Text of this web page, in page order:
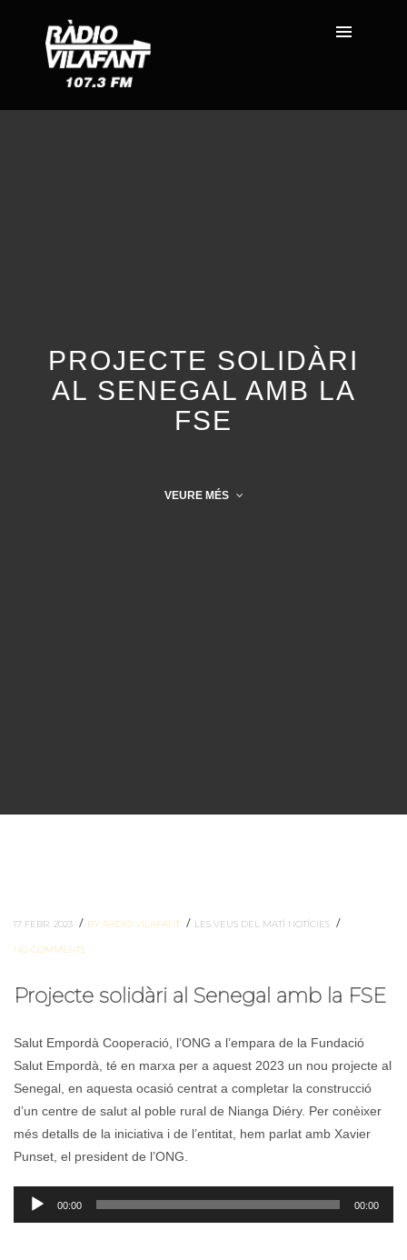
PROJECTE SOLIDÀRI
AL SENEGAL AMB LA
FSE
VEURE MÉS
17 FEBR. 2023 / BY RADIO VILAFANT / LES VEUS DEL MATÍ NOTÍCIES /
NO COMMENTS
Projecte solidàri al Senegal amb la FSE
Salut Empordà Cooperació, l’ONG a l’empara de la Fundació
Salut Empordà, té en marxa per a aquest 2023 un nou projecte al
Senegal, en aquesta ocasió centrat a completar la construcció
d’un centre de salut al poble rural de Nianga Diéry. Per conèixer
més detalls de la iniciativa i de l’entitat, hem parlat amb Xavier
Punset, el president de l’ONG.
Reproductor
d'àudio
00:00 00:00